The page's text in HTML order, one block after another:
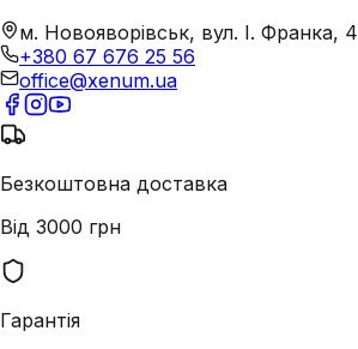
м. Новояворівськ, вул. І. Франка, 4
+380 67 676 25 56
office@xenum.ua
Безкоштовна доставка
Від 3000 грн
Гарантія